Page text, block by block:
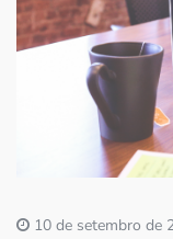
Imprensa
Contato
10 de setembro de